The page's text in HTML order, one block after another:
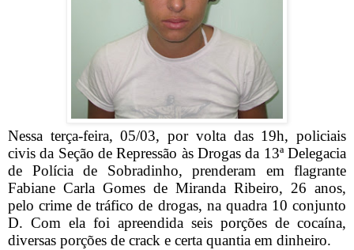
Nessa terça-feira, 05/03,por volta das 19h,policiais
civis da Seção de Repressão às Drogas da 13ª Delegacia
de Polícia de Sobradinho, prenderam em flagrante
Fabiane Carla Gomes de Miranda Ribeiro, 26 anos,
pelo crime de tráfico de drogas, na quadra 10 conjunto
D. Com ela foi apreendida seis porções de cocaína,
diversas porções de crack e certa quantia em dinheiro.